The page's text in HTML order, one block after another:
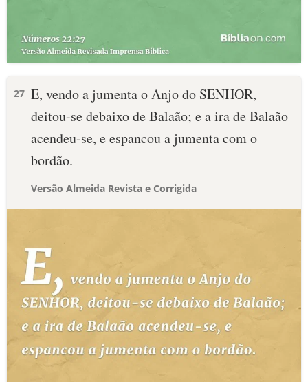
27 E, vendo a jumenta o Anjo do SENHOR,
deitou-se debaixo de Balaão; e a ira de Balaão
acendeu-se, e espancou a jumenta com o
bordão.
Versão Almeida Revista e Corrigida